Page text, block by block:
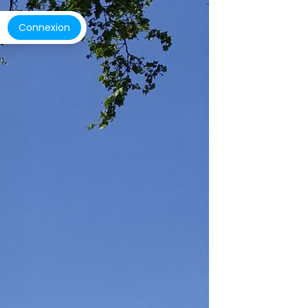
Connexion